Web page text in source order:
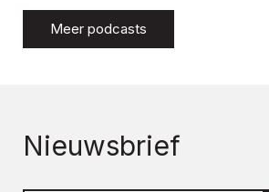
Meer podcasts
Nieuwsbrief